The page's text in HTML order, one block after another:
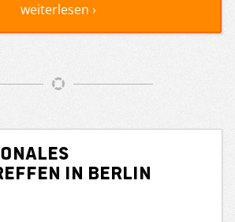
weiterlesen ›
in Berlin